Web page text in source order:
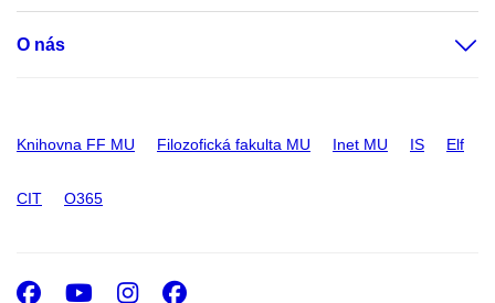
O nás
Knihovna FF MU Filozofická fakulta MU Inet MU IS Elf
CIT O365
Facebook
Youtube
Instagram
Facebook